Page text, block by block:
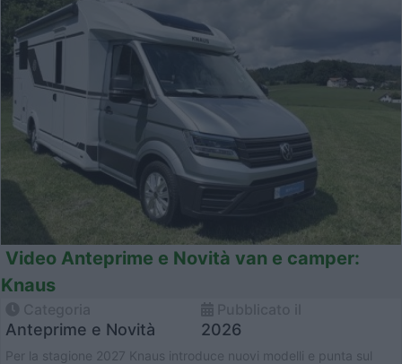
Video Anteprime e Novità van e camper:
Knaus
Anteprime e Novità 2026
Per la stagione 2027 Knaus introduce nuovi modelli e punta sul